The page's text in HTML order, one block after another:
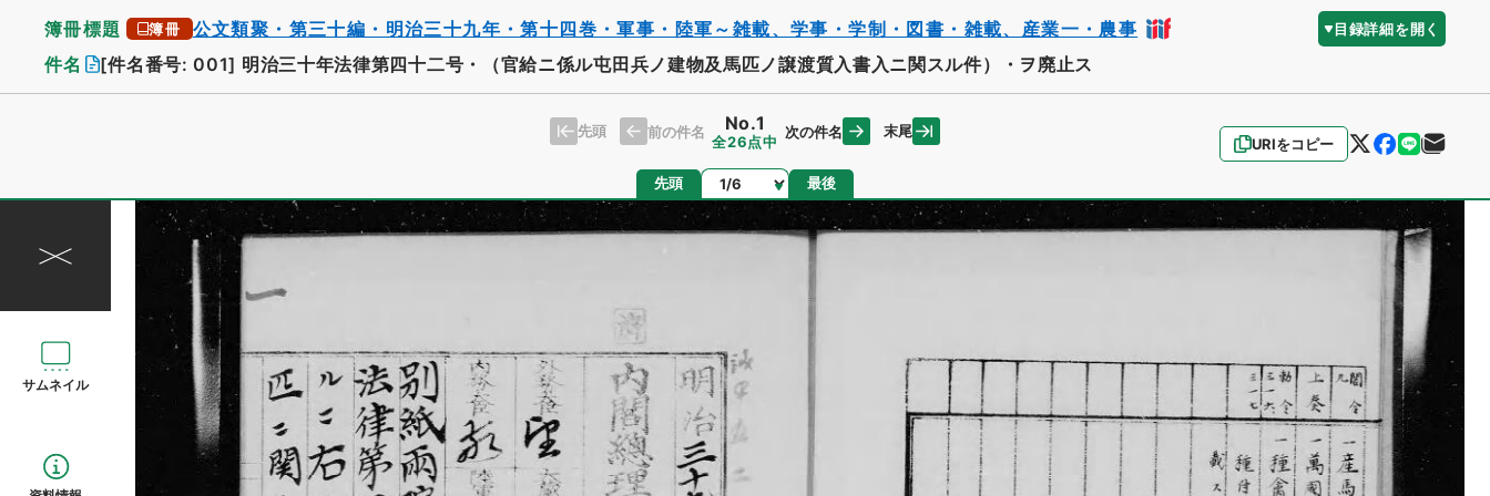
簿冊標題 簿冊 公文類聚・第三十編・明治三十九年・第十四巻・軍事・陸軍～雑載、学事・学制・図書・雑載、産業一・農事 目録詳細を開く
件名 [件名番号: 001] 明治三十年法律第四十二号・（官給ニ係ル屯田兵ノ建物及馬匹ノ譲渡質入書入ニ関スル件）・ヲ廃止ス
URIをコピー
先頭 前の件名 No.1
全26点中
次の件名 末尾
先頭 ページ 最後
サムネイル